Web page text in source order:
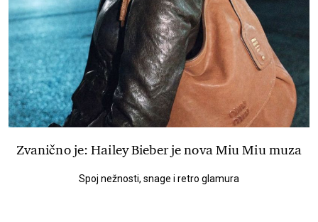
Zvanično je: Hailey Bieber je nova Miu Miu muza
Spoj nežnosti, snage i retro glamura